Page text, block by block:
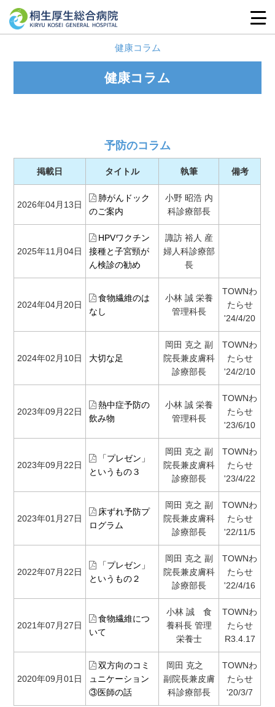
健康コラム
健康コラム
予防のコラム
掲載日 タイトル 執筆 備考
2026年04月13日
肺がんドック
のご案内
小野 昭浩 内
科診療部長
2025年11月04日
HPVワクチン
接種と子宮頸が
ん検診の勧め
諏訪 裕人 産
婦人科診療部
長
2024年04月20日
食物繊維のは
なし
小林 誠 栄養
管理科長
TOWNわ
たらせ
'24/4/20
2024年02月10日 大切な足
岡田 克之 副
院長兼皮膚科
診療部長
TOWNわ
たらせ
'24/2/10
2023年09月22日
熱中症予防の
飲み物
小林 誠 栄養
管理科長
TOWNわ
たらせ
'23/6/10
2023年09月22日
「プレゼン」
というもの３
岡田 克之 副
院長兼皮膚科
診療部長
TOWNわ
たらせ
'23/4/22
2023年01月27日
床ずれ予防プ
ログラム
岡田 克之 副
院長兼皮膚科
診療部長
TOWNわ
たらせ
'22/11/5
2022年07月22日
「プレゼン」
というもの２
岡田 克之 副
院長兼皮膚科
診療部長
TOWNわ
たらせ
'22/4/16
2021年07月27日
食物繊維につ
いて
小林 誠 食
養科長 管理
栄養士
TOWNわ
たらせ
R3.4.17
2020年09月01日
双方向のコミ
ュニケーション
③医師の話
岡田 克之
副院長兼皮膚
科診療部長
TOWNわ
たらせ
'20/3/7